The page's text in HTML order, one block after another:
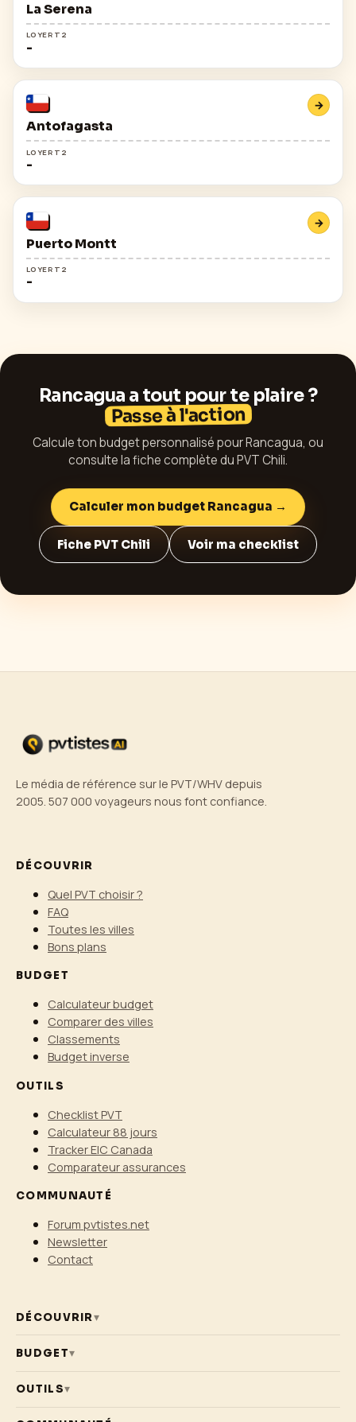
La Serena
LOYER T2
-
Antofagasta
→
LOYER T2
-
Puerto Montt
→
LOYER T2
-
Rancagua a tout pour te plaire ?
Passe à l'action
Calcule ton budget personnalisé pourRancagua, ou
consulte la fiche complète du PVTChili.
Calculer mon budget Rancagua →
Fiche PVT Chili Voir ma checklist
Le média de référence sur le PVT/WHV depuis
2005. 507 000 voyageurs nous font confiance.
DÉCOUVRIR
Quel PVT choisir ?
FAQ
Toutes les villes
Bons plans
BUDGET
Calculateur budget
Comparer des villes
Classements
Budget inverse
OUTILS
Checklist PVT
Calculateur 88 jours
Tracker EIC Canada
Comparateur assurances
COMMUNAUTÉ
Forum pvtistes.net
Newsletter
Contact
DÉCOUVRIR▾
BUDGET▾
OUTILS▾